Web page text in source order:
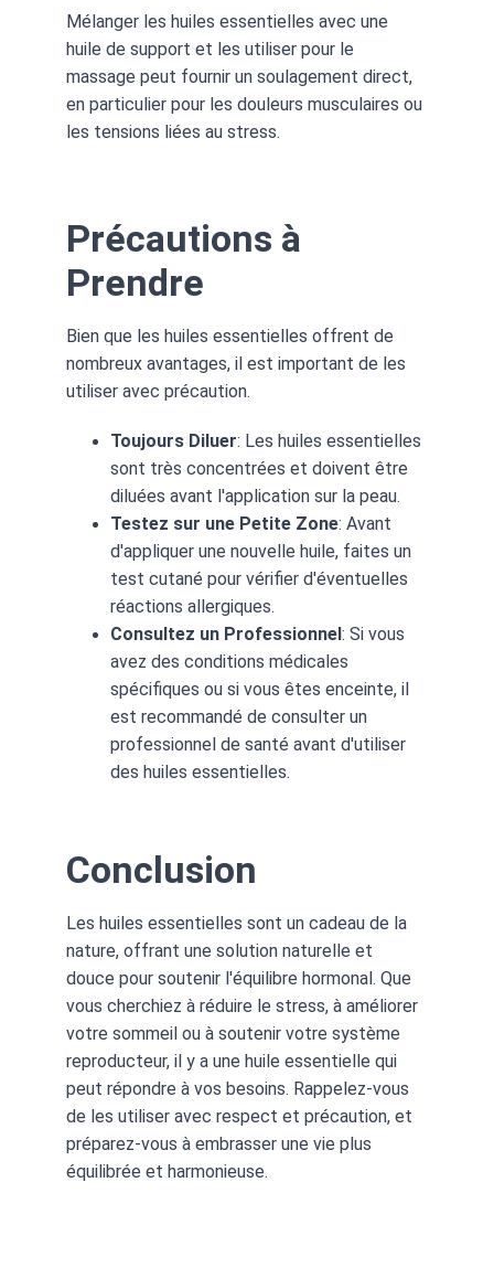
Mélanger les huiles essentielles avec une
huile de support et les utiliser pour le
massage peut fournir un soulagement direct,
en particulier pour les douleurs musculaires ou
les tensions liées au stress.
Précautions à
Prendre
Bien que les huiles essentielles offrent de
nombreux avantages, il est important de les
utiliser avec précaution.
Toujours Diluer: Les huiles essentielles
sont très concentrées et doivent être
diluées avant l'application sur la peau.
Testez sur une Petite Zone: Avant
d'appliquer une nouvelle huile, faites un
test cutané pour vérifier d'éventuelles
réactions allergiques.
Consultez un Professionnel: Si vous
avez des conditions médicales
spécifiques ou si vous êtes enceinte, il
est recommandé de consulter un
professionnel de santé avant d'utiliser
des huiles essentielles.
Conclusion
Les huiles essentielles sont un cadeau de la
nature, offrant une solution naturelle et
douce pour soutenir l'équilibre hormonal. Que
vous cherchiez à réduire le stress, à améliorer
votre sommeil ou à soutenir votre système
reproducteur, il y a une huile essentielle qui
peut répondre à vos besoins. Rappelez-vous
de les utiliser avec respect et précaution, et
préparez-vous à embrasser une vie plus
équilibrée et harmonieuse.